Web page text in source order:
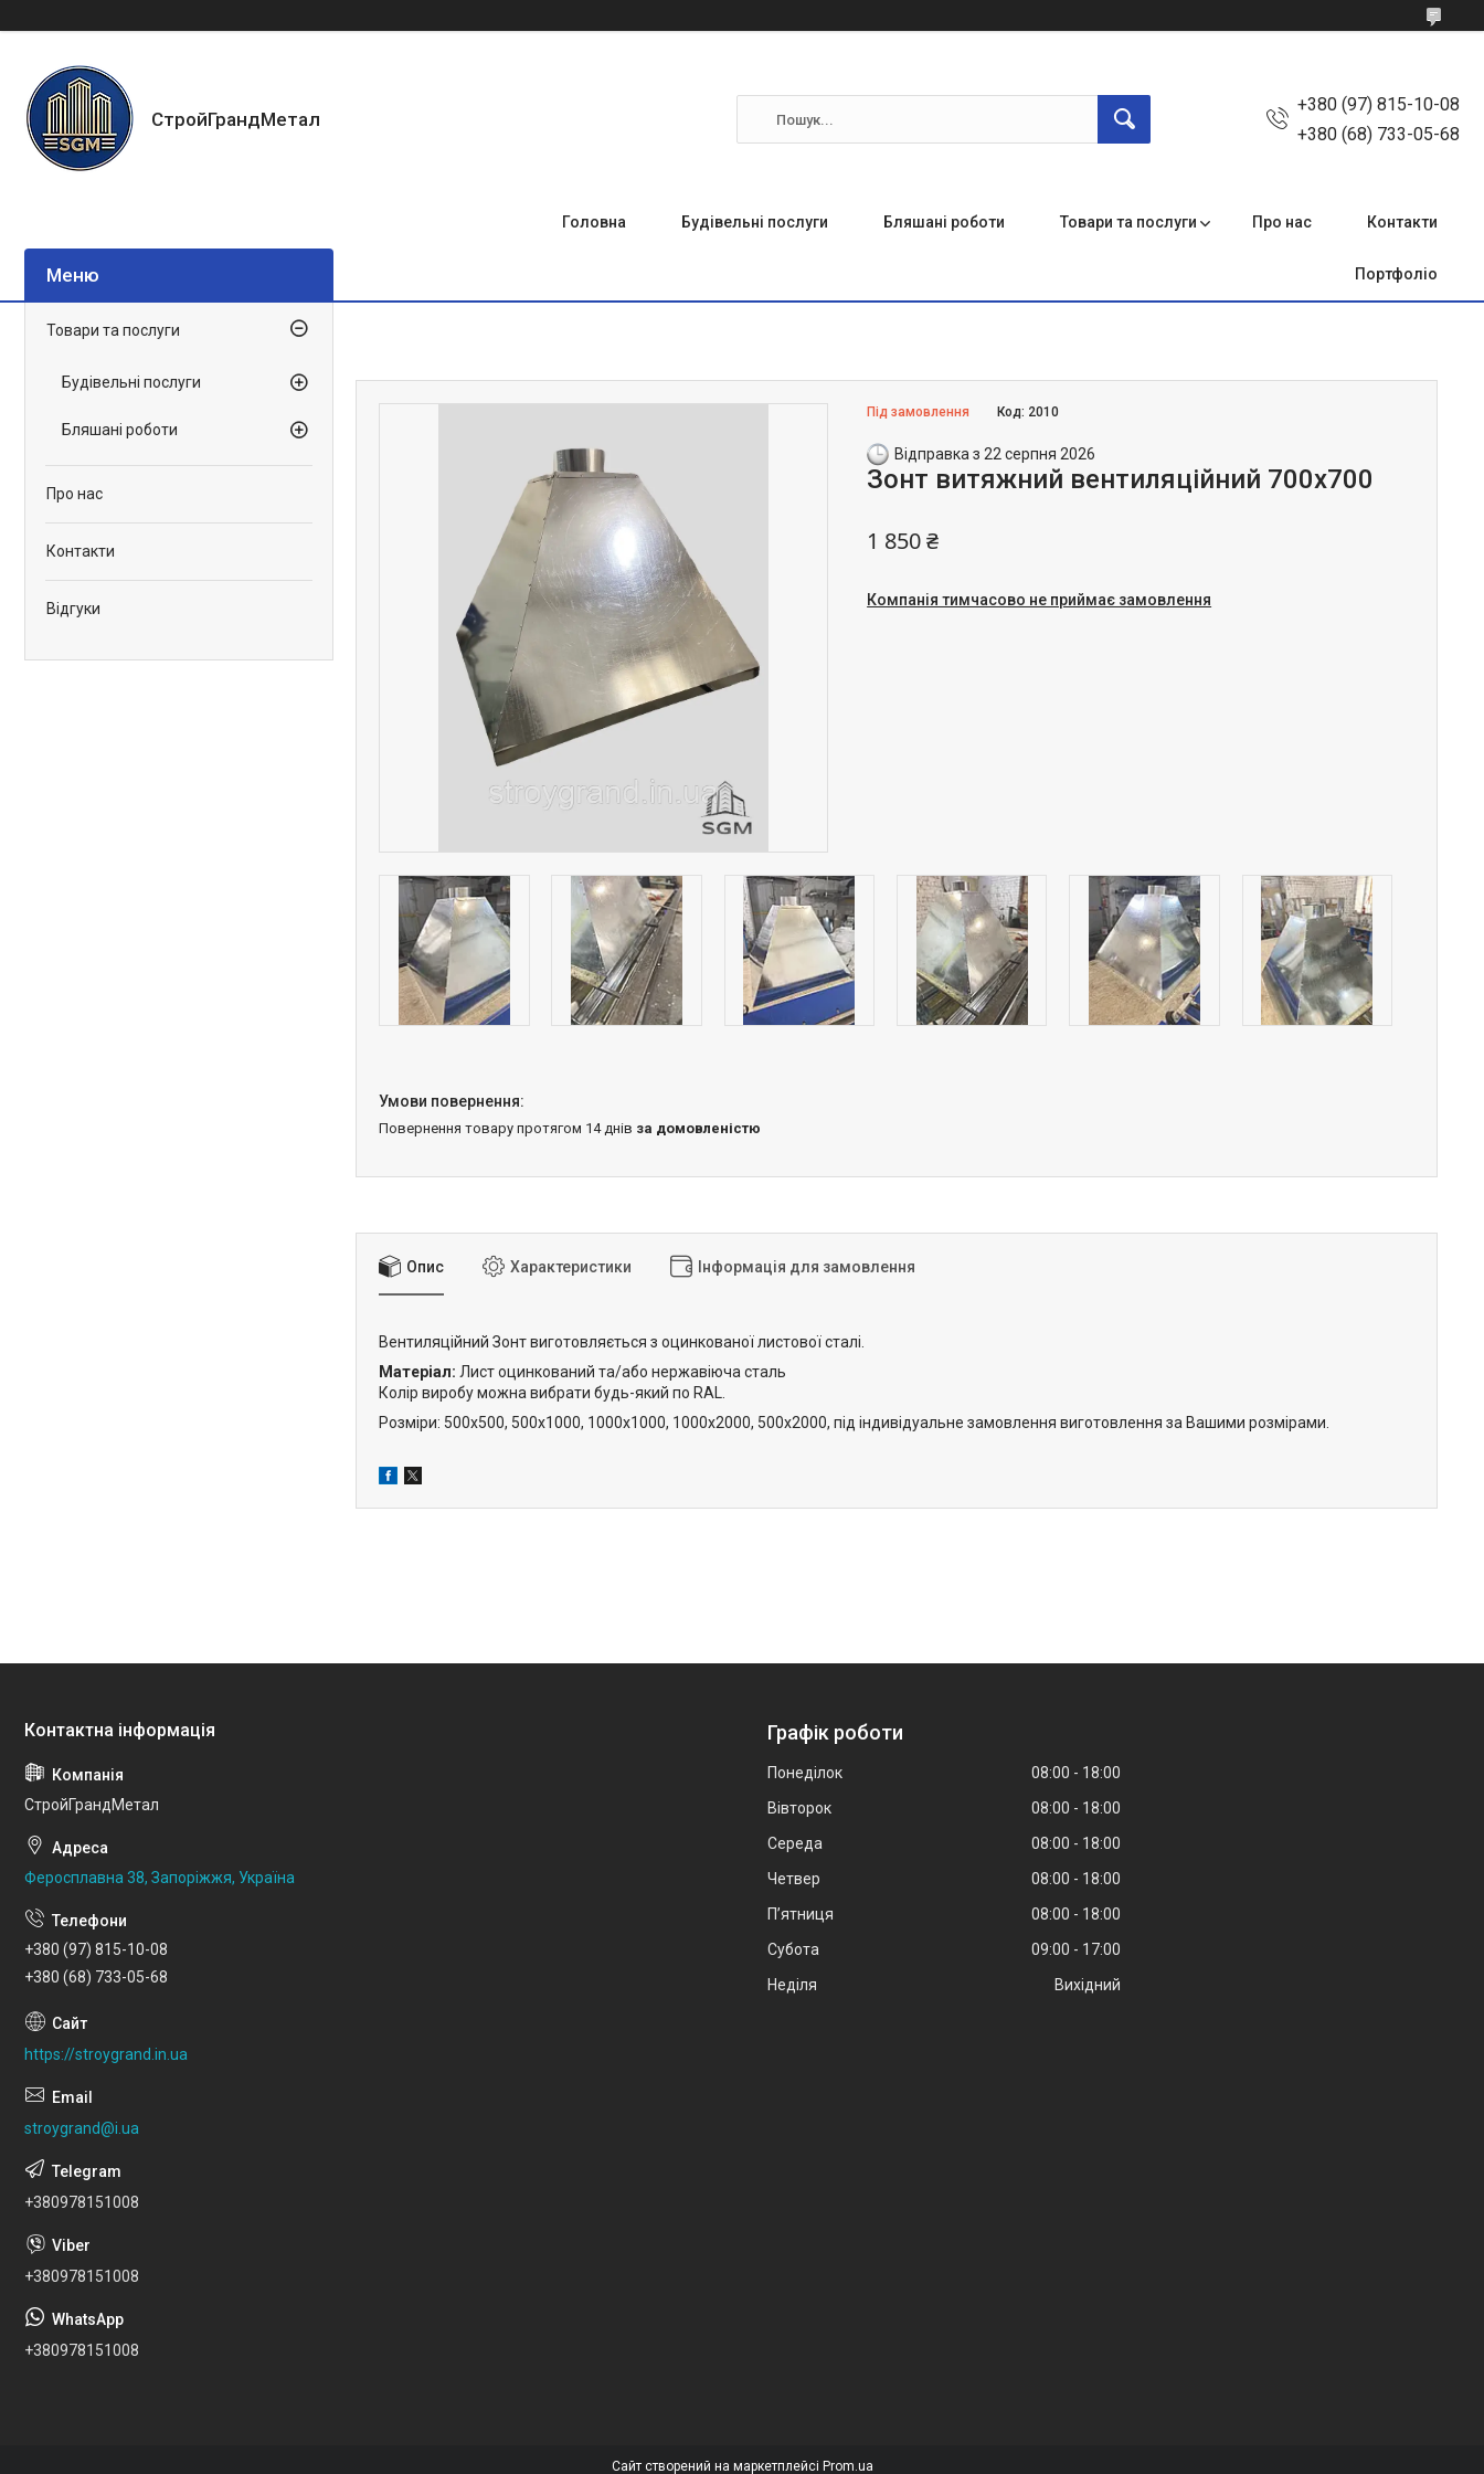
СтройГрандМетал
+380 (97) 815-10-08
+380 (68) 733-05-68
Головна Будівельні послуги Бляшані роботи Товари та послуги Про нас Контакти
Портфоліо
Під замовлення Код: 2010
Відправка з 22 серпня 2026
Зонт витяжний вентиляційний 700х700
1 850 ₴
Компанія тимчасово не приймає замовлення
повернення товару протягом 14 днів за домовленістю
Опис Характеристики Інформація для замовлення
Вентиляційний Зонт виготовляється з оцинкованої листової сталі.
Матеріал: Лист оцинкований та/або нержавіюча сталь
Колір виробу можна вибрати будь-який по RAL.
Розміри: 500х500, 500х1000, 1000х1000, 1000х2000, 500х2000, під індивідуальне замовлення виготовлення за Вашими розмірами.
Товари та послуги
Будівельні послуги
Бляшані роботи
Про нас
Контакти
Відгуки
СтройГрандМетал
Феросплавна 38, Запоріжжя, Україна
+380 (97) 815-10-08
+380 (68) 733-05-68
https://stroygrand.in.ua
stroygrand@i.ua
+380978151008
+380978151008
+380978151008
Графік роботи
Понеділок 08:00
18:00
Вівторок
08:00
18:00
Середа
08:00
18:00
Четвер
08:00
18:00
Пʼятниця
08:00
18:00
Субота
09:00
17:00
Неділя
Вихідний
Сайт створений на маркетплейсі Prom.ua